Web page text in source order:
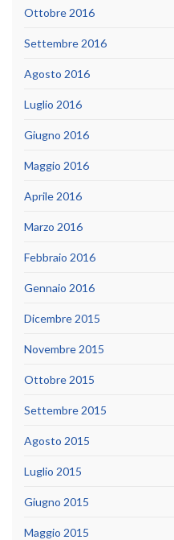
Ottobre 2016
Settembre 2016
Agosto 2016
Luglio 2016
Giugno 2016
Maggio 2016
Aprile 2016
Marzo 2016
Febbraio 2016
Gennaio 2016
Dicembre 2015
Novembre 2015
Ottobre 2015
Settembre 2015
Agosto 2015
Luglio 2015
Giugno 2015
Maggio 2015